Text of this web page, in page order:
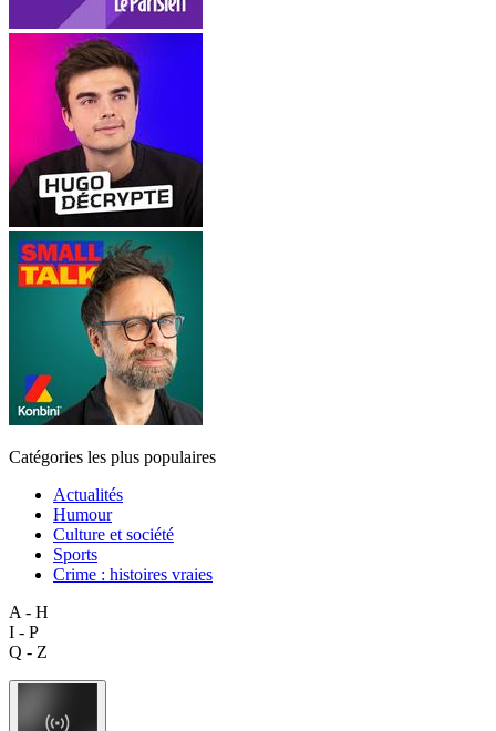
Catégories les plus populaires
Actualités
Humour
Culture et société
Sports
Crime : histoires vraies
A - H
I - P
Q - Z